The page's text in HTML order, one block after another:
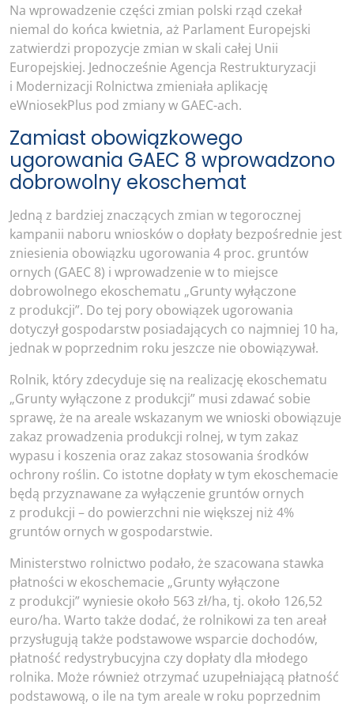
Na wprowadzenie części zmian polski rząd czekał
niemal do końca kwietnia, aż Parlament Europejski
zatwierdzi propozycje zmian w skali całej Unii
Europejskiej. Jednocześnie Agencja Restrukturyzacji
i Modernizacji Rolnictwa zmieniała aplikację
eWniosekPlus pod zmiany w GAEC-ach.
Zamiast obowiązkowego
ugorowania GAEC 8 wprowadzono
dobrowolny ekoschemat
Jedną z bardziej znaczących zmian w tegorocznej
kampanii naboru wniosków o dopłaty bezpośrednie jest
zniesienia obowiązku ugorowania 4 proc. gruntów
ornych (GAEC 8) i wprowadzenie w to miejsce
dobrowolnego ekoschematu „Grunty wyłączone
z produkcji”. Do tej pory obowiązek ugorowania
dotyczył gospodarstw posiadających co najmniej 10 ha,
jednak w poprzednim roku jeszcze nie obowiązywał.
Rolnik, który zdecyduje się na realizację ekoschematu
„Grunty wyłączone z produkcji” musi zdawać sobie
sprawę, że na areale wskazanym we wnioski obowiązuje
zakaz prowadzenia produkcji rolnej, w tym zakaz
wypasu i koszenia oraz zakaz stosowania środków
ochrony roślin. Co istotne dopłaty w tym ekoschemacie
będą przyznawane za wyłączenie gruntów ornych
z produkcji – do powierzchni nie większej niż 4%
gruntów ornych w gospodarstwie.
Ministerstwo rolnictwo podało, że szacowana stawka
płatności w ekoschemacie „Grunty wyłączone
z produkcji” wyniesie około 563 zł/ha, tj. około 126,52
euro/ha. Warto także dodać, że rolnikowi za ten areał
przysługują także podstawowe wsparcie dochodów,
płatność redystrybucyjna czy dopłaty dla młodego
rolnika. Może również otrzymać uzupełniającą płatność
podstawową, o ile na tym areale w roku poprzednim